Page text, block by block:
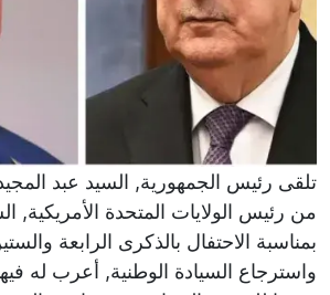
تلقى رئيس الجمهورية, السيد عبد
من رئيس الولايات المتحدة الأمريكية,
بمناسبة الاحتفال بالذكرى الرابعة
واسترجاع السيادة الوطنية, أعرب له